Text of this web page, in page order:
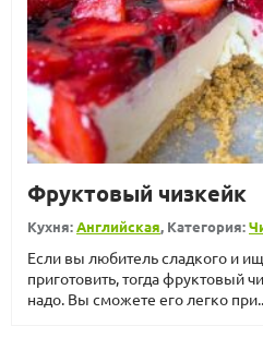
Фруктовый чизкейк
Кухня:Английская, Категория:
Если вы любитель сладкого и
приготовить, тогда фруктовый
надо. Вы сможете его легко